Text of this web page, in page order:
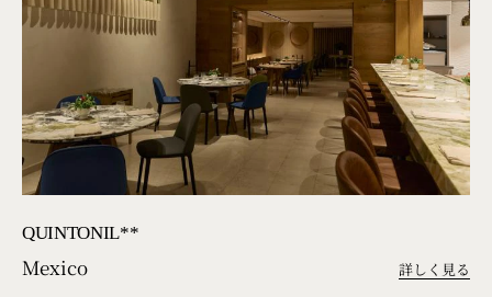
QUINTONIL**
Mexico 詳しく見る